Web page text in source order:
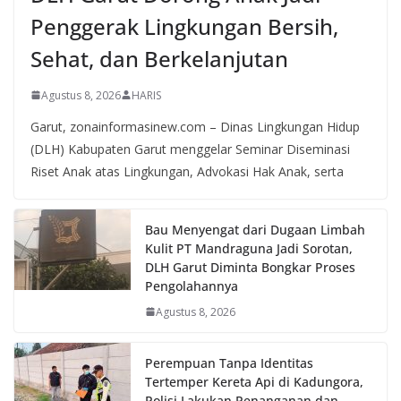
Penggerak Lingkungan Bersih,
Sehat, dan Berkelanjutan
Agustus 8, 2026 HARIS
Garut, zonainformasinew.com – Dinas Lingkungan Hidup
(DLH) Kabupaten Garut menggelar Seminar Diseminasi
Riset Anak atas Lingkungan, Advokasi Hak Anak, serta
Bau Menyengat dari Dugaan Limbah
Kulit PT Mandraguna Jadi Sorotan,
DLH Garut Diminta Bongkar Proses
Pengolahannya
Agustus 8, 2026
Perempuan Tanpa Identitas
Tertemper Kereta Api di Kadungora,